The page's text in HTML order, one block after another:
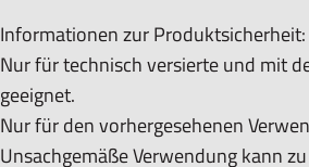
Informationen zur Produktsicherheit:
Nur für technisch versierte und mit
geeignet.
Nur für den vorhergesehenen
Unsachgemäße Verwendung kann